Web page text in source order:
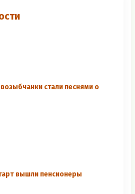
стали песнями о
вышли пенсионеры